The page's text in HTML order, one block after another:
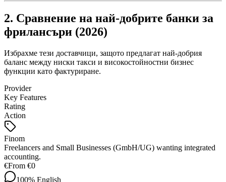
2. Сравнение на най-добрите банки за
фрилансъри (2026)
Избрахме тези доставчици, защото предлагат най-добрия
баланс между ниски такси и високостойностни бизнес
функции като фактуриране.
Provider
Key Features
Rating
Action
Finom
Freelancers and Small Businesses (GmbH/UG) wanting integrated
accounting.
€From €0
100% English